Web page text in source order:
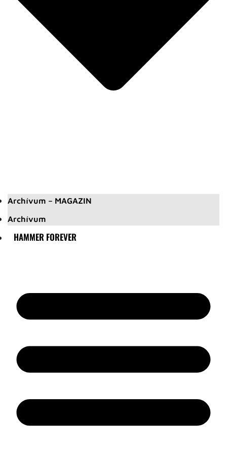
Archívum – MAGAZIN
Archívum
HAMMER FOREVER